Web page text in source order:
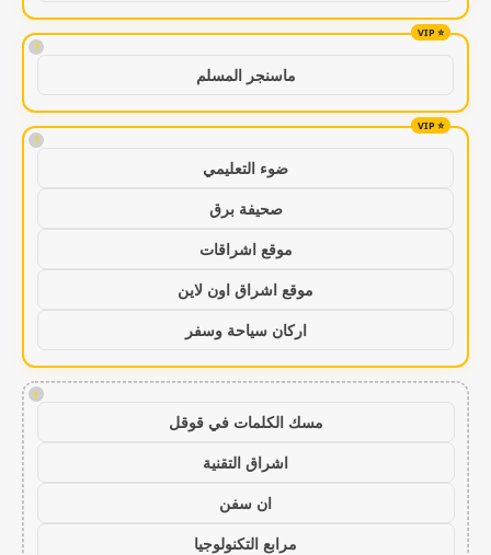
!
ماسنجر المسلم
!
ضوء التعليمي
صحيفة برق
موقع اشراقات
موقع اشراق اون لاين
اركان سياحة وسفر
!
مسك الكلمات في قوقل
اشراق التقنية
ان سفن
مرابع التكنولوجيا